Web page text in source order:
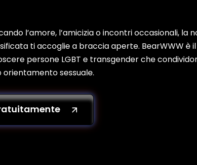
l’amore, l’amicizia o incontri occasionali, la
ti accoglie a braccia aperte. BearWWW è
persone LGBT e transgender che
orientamento sessuale.